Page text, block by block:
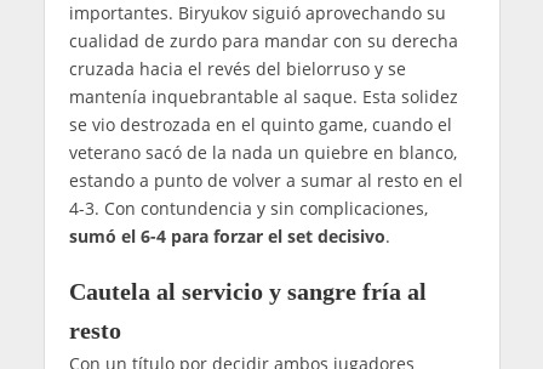
importantes. Biryukov siguió aprovechando su
cualidad de zurdo para mandar con su derecha
cruzada hacia el revés del bielorruso y se
mantenía inquebrantable al saque. Esta solidez
se vio destrozada en el quinto game, cuando el
veterano sacó de la nada un quiebre en blanco,
estando a punto de volver a sumar al resto en el
4-3. Con contundencia y sin complicaciones,
sumó el 6-4 para forzar el set decisivo.
Cautela al servicio y sangre fría al
resto
Con un título por decidir ambos jugadores